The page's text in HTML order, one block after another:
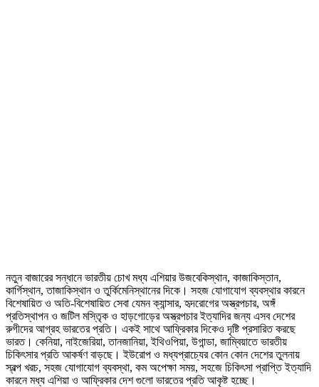
নতুন বাজারের সন্ধানে ভারতীয় চোখ মধ্য এশিয়ার উজবেকিস্থান, কাজাকিস্তান,
কার্গিস্থান, তাজাকিস্থান ও তুর্কিমেনিস্থানের দিকে। সহজ যোগাযোগ ব্যবস্থার কারনে
বিশেষায়িত ও অতি-বিশেষায়িত সেবা যেমন ক্যান্সার, হৃদরোগের অস্ত্রপচার, অঙ্গঁ
প্রতিস্থাপন ও জটিল মস্তিৃক ও হাড়গোড়ের অস্ত্রপচার ইত্যাদির জন্য এসব দেশের
রুগীদের আগ্রহ ভারতের প্রতি। একই সাথে আফ্রিকার দিকেও দৃষ্টি প্রসারিত করছে
ভারত। কেনিয়া, নাইজেরিয়া, তানজানিয়া, ইথিওপিয়া, উগান্ডা, জাম্বিয়াতে ভারতীয়
চিকিৎসার প্রতি আকর্ষণ বাড়ছে। ইউরোপ ও মধ্যপ্রাচ্যের কোন কোন দেশের তুলনায়
স্বল্প খরচ, সহজ যোগাযোগ ব্যবস্থা, কম অপেক্ষা সময়, সহজে চিকিৎসা প্রাপ্তি ইত্যাদি
কারনে মধ্য এশিয়া ও আফ্রিকার দেশ গুলো ভারতের প্রতি আকৃষ্ট হচ্ছে।